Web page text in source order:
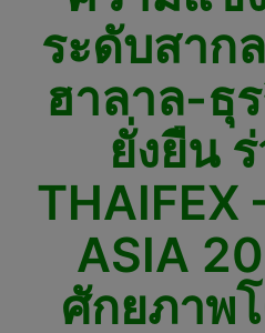
ระดับสาก
ฮาลาล-ธุ
ยั่งยืน
THAIFEX
ASIA
ศักยภาพ